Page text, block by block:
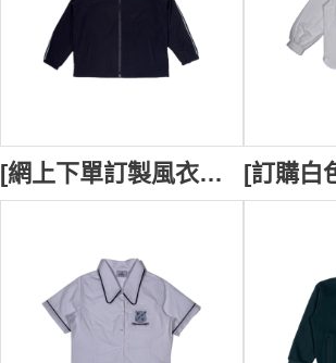
[網上下單訂製風衣校服外套] | 訂製校褸 | 黑色風衣外套 | Belair Public School | 白色裝飾條校褸 | 校褸供應商 SU415